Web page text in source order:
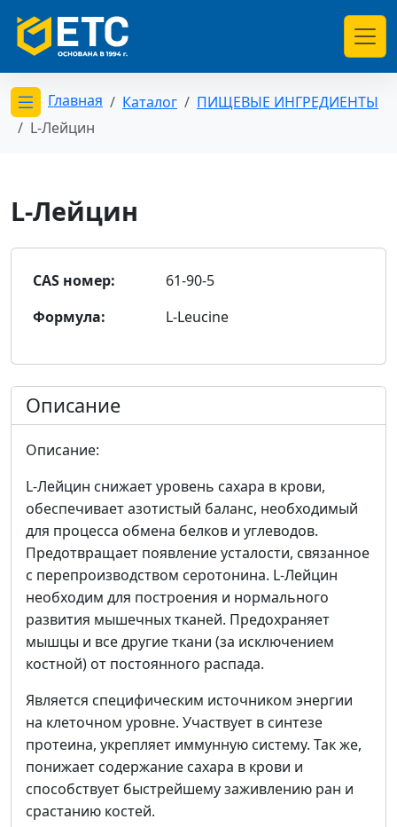
Открыть меню категорий
Главная Каталог
ПИЩЕВЫЕ ИНГРЕДИЕНТЫ
L-Лейцин
L-Лейцин
CAS номер:
61-90-5
Формула:
L-Leucine
Описание
Описание:
L-Лейцин снижает уровень сахара в крови,
обеспечивает азотистый баланс, необходимый
для процесса обмена белков и углеводов.
Предотвращает появление усталости, связанное
с перепроизводством серотонина. L-Лейцин
необходим для построения и нормального
развития мышечных тканей. Предохраняет
мышцы и все другие ткани (за исключением
костной) от постоянного распада.
Является специфическим источником энергии
на клеточном уровне. Участвует в синтезе
протеина, укрепляет иммунную систему. Так же,
понижает содержание сахара в крови и
способствует быстрейшему заживлению ран и
срастанию костей.